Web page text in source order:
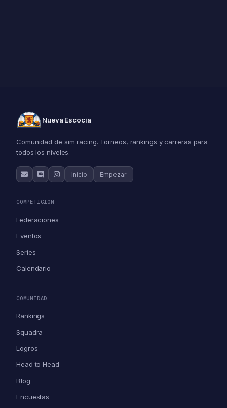
Nueva Escocia
Comunidad de sim racing. Torneos, rankings y carreras para
todos los niveles.
Inicio Empezar
COMPETICION
Federaciones
Eventos
Series
Calendario
COMUNIDAD
Rankings
Squadra
Logros
Head to Head
Blog
Encuestas